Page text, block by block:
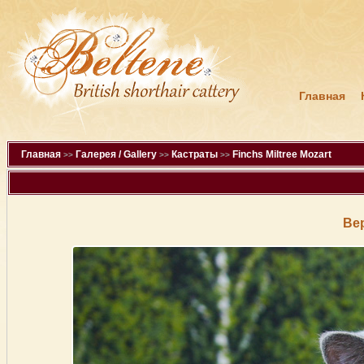
Главная
Главная >> Галерея / Gallery >> Кастраты >> Finchs Miltree Mozart